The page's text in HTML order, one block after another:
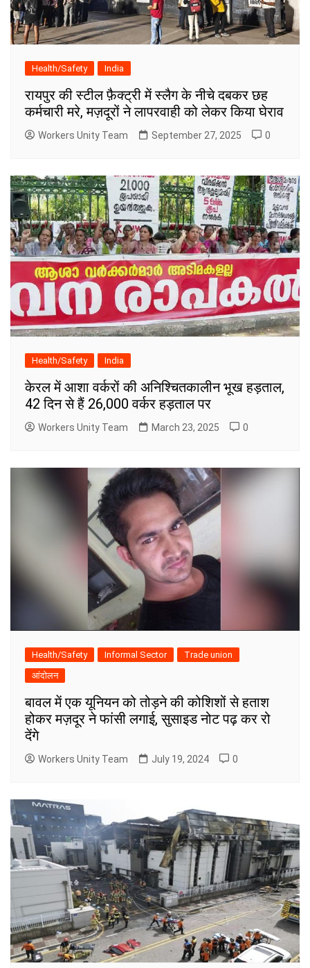
Health/Safety India
रायपुर की स्टील फ़ैक्ट्री में स्लैग के नीचे दबकर छह
कर्मचारी मरे, मज़दूरों ने लापरवाही को लेकर किया घेराव
Workers Unity Team September 27, 2025 0
Health/Safety India
केरल में आशा वर्करों की अनिश्चितकालीन भूख हड़ताल,
42 दिन से हैं 26,000 वर्कर हड़ताल पर
Workers Unity Team March 23, 2025 0
Health/Safety Informal Sector
Trade union
आंदोलन
बावल में एक यूनियन को तोड़ने की कोशिशों से हताश
होकर मज़दूर ने फांसी लगाई, सुसाइड नोट पढ़ कर रो
देंगे
Workers Unity Team July 19, 2024 0